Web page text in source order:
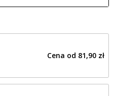
Cena od 81,90 zł